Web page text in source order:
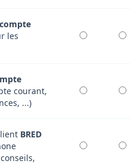
les
courant,
...)
BRED